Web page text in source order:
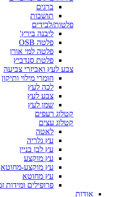
ברגים
תושבות
פלטות/לבידים
ליבנה בירץ'
פלטה OSB
פלטה למי אורן
פלטת סנדביץ
צבע לעץ ואביזרי צביעה
חומרי מילוי ותיקון
לכה לעץ
צבע לעץ
שמן לעץ
קטלוג רעפים
קטלוג עצים
לאטה
עץ גלריה
עץ לבן בניין
עץ מוקצע
עץ מוקצע-מחוטא
עץ מחוטא
פרופילים ומידות
אודות